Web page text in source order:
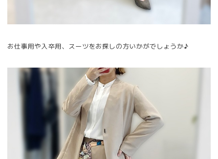
お仕事用や入卒用、スーツをお探しの方いかがでしょうか♪